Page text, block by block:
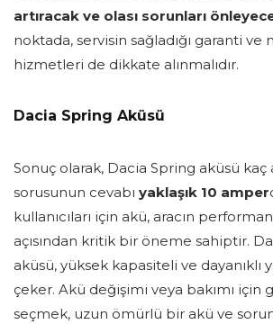
artıracak ve olası sorunları
noktada, servisin sağladığı garanti ve
hizmetleri de dikkate alınmalıdır.
Dacia Spring Aküsü
Sonuç olarak, Dacia Spring aküsü
sorusunun cevabı yaklaşık 10 amper
kullanıcıları için akü, aracın
açısından kritik bir öneme sahiptir.
aküsü, yüksek kapasiteli ve dayanıklı
çeker. Akü değişimi veya bakımı için
seçmek, uzun ömürlü bir akü ve